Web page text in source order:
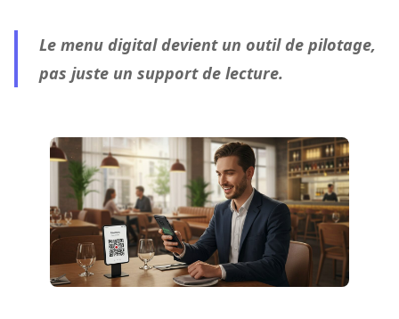
Le menu digital devient un outil de pilotage,
pas juste un support de lecture.